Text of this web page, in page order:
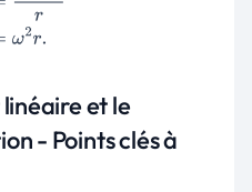
et le
- Points clés à